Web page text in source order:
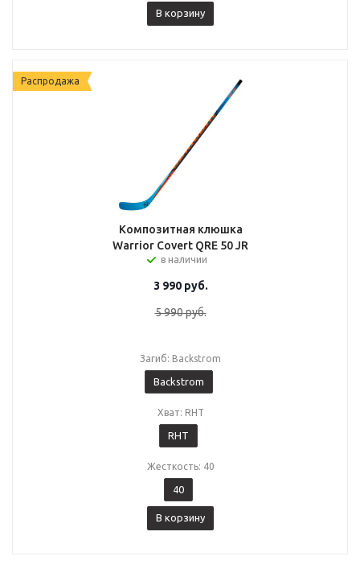
В корзину
Распродажа
Композитная клюшка
Warrior Covert QRE 50 JR
в наличии
3 990руб.
5 990руб.
Загиб: Backstrom
Backstrom
Хват: RHT
RHT
Жесткость: 40
40
В корзину